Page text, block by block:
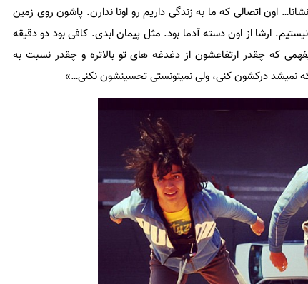
اون اتصالی که ما به زندگی داریم رو اونا ندارن. پاشون روی زمین
ارشا از اون دسته آدما بود. مثل پیمان ابدی. کافی بود دو دقیقه
که چقدر ارتفاعشون از دغدغه های تو بالاتره و چقدر نسبت به
نمیشد درکشون کنی، ولی نمیتونستی تحسینشون نکنی…»